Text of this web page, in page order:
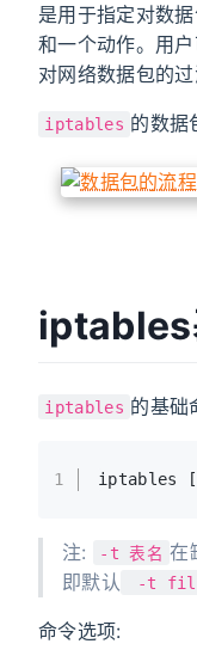
是用于指定对数
和一个动作。用
对网络数据包的过
iptables 的数据
iptables
iptables 的基础
1 iptables [
注: -t 表名 在
即默认
-t
命令选项: